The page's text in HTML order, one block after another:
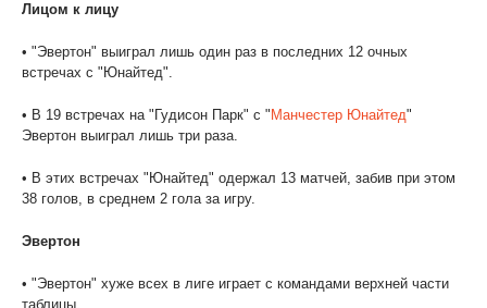
Лицом к лицу
• "Эвертон" выиграл лишь один раз в последних 12 очных
встречах с "Юнайтед".
• В 19 встречах на "Гудисон Парк" с " Манчестер Юнайтед"
Эвертон выиграл лишь три раза.
• В этих встречах "Юнайтед" одержал 13 матчей, забив при этом
38 голов, в среднем 2 гола за игру.
Эвертон
• "Эвертон" хуже всех в лиге играет с командами верхней части
таблицы.